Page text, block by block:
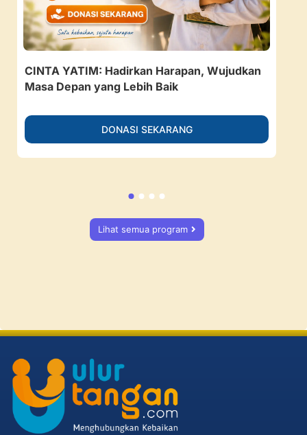
CINTA YATIM: Hadirkan Harapan, Wujudkan
Masa Depan yang Lebih Baik
DONASI SEKARANG
Lihat semua program